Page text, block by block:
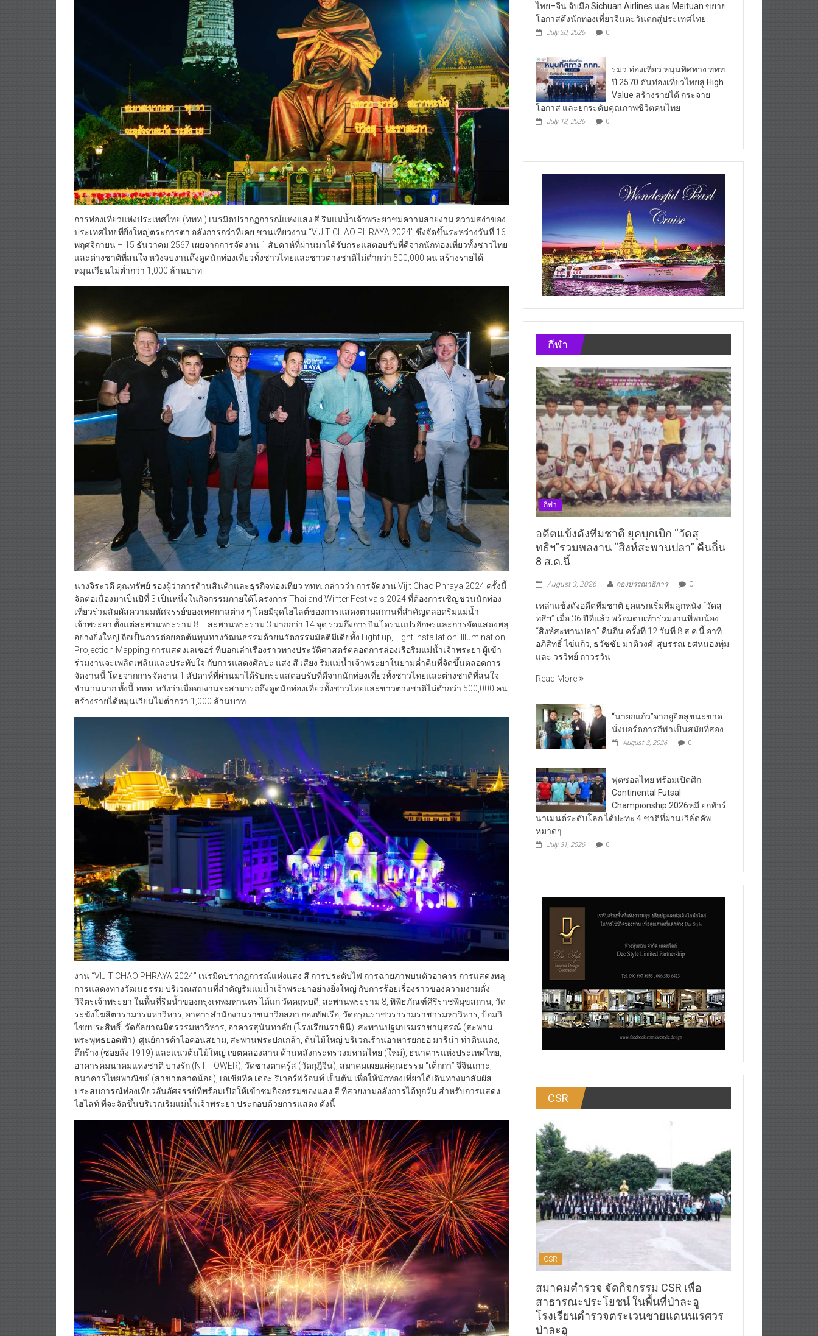
การท่องเที่ยวแห่งประเทศไทย (ททท.) เนรมิตปรากฏการณ์แห่งแสง สี ริมแม่น้ำเจ้าพระยาชมความสวยงาม ความสง่าของ
ประเทศไทยที่ยิ่งใหญ่ตระการตา อลังการกว่าที่เคย ชวนเที่ยวงาน “VIJIT CHAO PHRAYA 2024” ซึ่งจัดขึ้นระหว่างวันที่ 16
พฤศจิกายน – 15 ธันวาคม 2567 เผยจากการจัดงาน 1 สัปดาห์ที่ผ่านมาได้รับกระแสตอบรับที่ดีจากนักท่องเที่ยวทั้งชาวไทย
และต่างชาติที่สนใจ หวังจบงานดึงดูดนักท่องเที่ยวทั้งชาวไทยและชาวต่างชาติไม่ต่ำกว่า 500,000 คน สร้างรายได้
หมุนเวียนไม่ต่ำกว่า 1,000 ล้านบาท
นางจิระวดี คุณทรัพย์ รองผู้ว่าการด้านสินค้าและธุรกิจท่องเที่ยว ททท. กล่าวว่า การจัดงาน Vijit Chao Phraya 2024 ครั้งนี้
จัดต่อเนื่องมาเป็นปีที่ 3 เป็นหนึ่งในกิจกรรมภายใต้โครงการ Thailand Winter Festivals 2024 ที่ต้องการเชิญชวนนักท่อง
เที่ยวร่วมสัมผัสความมหัศจรรย์ของเทศกาลต่าง ๆ โดยมีจุดไฮไลต์ของการแสดงตามสถานที่สำคัญตลอดริมแม่น้ำ
เจ้าพระยา ตั้งแต่สะพานพระราม 8 – สะพานพระราม 3 มากกว่า 14 จุด รวมถึงการบินโดรนแปรอักษรและการจัดแสดงพลุ
อย่างยิ่งใหญ่ ถือเป็นการต่อยอดต้นทุนทางวัฒนธรรมด้วยนวัตกรรมมัลติมีเดียทั้ง Light up, Light Installation, Illumination,
Projection Mapping การแสดงเลเซอร์ ที่บอกเล่าเรื่องราวทางประวัติศาสตร์ตลอดการล่องเรือริมแม่น้ำเจ้าพระยา ผู้เข้า
ร่วมงานจะเพลิดเพลินและประทับใจ กับการแสดงศิลปะ แสง สี เสียง ริมแม่น้ำเจ้าพระยาในยามค่ำคืนที่จัดขึ้นตลอดการ
จัดงานนี้ โดยจากการจัดงาน 1 สัปดาห์ที่ผ่านมาได้รับกระแสตอบรับที่ดีจากนักท่องเที่ยวทั้งชาวไทยและต่างชาติที่สนใจ
จำนวนมาก ทั้งนี้ ททท. หวังว่าเมื่อจบงานจะสามารถดึงดูดนักท่องเที่ยวทั้งชาวไทยและชาวต่างชาติไม่ต่ำกว่า 500,000 คน
สร้างรายได้หมุนเวียนไม่ต่ำกว่า 1,000 ล้านบาท
งาน “VIJIT CHAO PHRAYA 2024” เนรมิตปรากฏการณ์แห่งแสง สี การประดับไฟ การฉายภาพบนตัวอาคาร การแสดงพลุ
การแสดงทางวัฒนธรรม บริเวณสถานที่สำคัญริมแม่น้ำเจ้าพระยาอย่างยิ่งใหญ่ กับการร้อยเรื่องราวของความงามดั่ง
วิจิตรเจ้าพระยา ในพื้นที่ริมน้ำของกรุงเทพมหานคร ได้แก่ วัดคฤหบดี, สะพานพระราม 8, พิพิธภัณฑ์ศิริราชพิมุขสถาน, วัด
ระฆังโฆสิตารามวรมหาวิหาร, อาคารสำนักงานราชนาวิกสภา กองทัพเรือ, วัดอรุณราชวรารามราชวรมหาวิหาร, ป้อมวิ
ไชยประสิทธิ์, วัดกัลยาณมิตรวรมหาวิหาร, อาคารสุนันทาลัย (โรงเรียนราชินี), สะพานปฐมบรมราชานุสรณ์ (สะพาน
พระพุทธยอดฟ้า), ศูนย์การค้าไอคอนสยาม, สะพานพระปกเกล้า, ต้นไม้ใหญ่ บริเวณร้านอาหารยกยอ มารีน่า ท่าดินแดง,
ตึกร้าง (ซอยล้ง 1919) และแนวต้นไม้ใหญ่ เขตคลองสาน ด้านหลังกระทรวงมหาดไทย (ใหม่), ธนาคารแห่งประเทศไทย,
อาคารคมนาคมแห่งชาติ บางรัก (NT TOWER), วัดซางตาครู้ส (วัดกุฎีจีน), สมาคมเผยแผ่คุณธรรม “เต็กก่า” จีจินเกาะ,
ธนาคารไทยพาณิชย์ (สาขาตลาดน้อย), เอเชียทีค เดอะ ริเวอร์ฟร้อนท์ เป็นต้น เพื่อให้นักท่องเที่ยวได้เดินทางมาสัมผัส
ประสบการณ์ท่องเที่ยวอันอัศจรรย์ที่พร้อมเปิดให้เข้าชมกิจกรรมของแสง สี ที่สวยงามอลังการได้ทุกวัน สำหรับการแสดง
ไฮไลท์ ที่จะจัดขึ้นบริเวณริมแม่น้ำเจ้าพระยา ประกอบด้วยการแสดง ดังนี้
ไทย–จีน จับมือ Sichuan Airlines และ Meituan ขยาย
โอกาสดึงนักท่องเที่ยวจีนตะวันตกสู่ประเทศไทย
July 20, 2026 0
รมว.ท่องเที่ยว หนุนทิศทาง ททท.
ปี 2570 ดันท่องเที่ยวไทยสู่ High
Value สร้างรายได้ กระจาย
โอกาส และยกระดับคุณภาพชีวิตคนไทย
July 13, 2026 0
กีฬา
กีฬา
อดีตแข้งดังทีมชาติ ยุคบุกเบิก “วัดสุ
ทธิฯ”รวมพลงาน “สิงห์สะพานปลา” คืนถิ่น
8 ส.ค.นี้
August 3, 2026 กองบรรณาธิการ 0
เหล่าแข้งดังอดีตทีมชาติ ยุคแรกเริ่มทีมลูกหนัง “วัดสุ
ทธิฯ” เมื่อ 36 ปีที่แล้ว พร้อมตบเท้าร่วมงานพี่พบน้อง
“สิงห์สะพานปลา” คืนถิ่น ครั้งที่ 12 วันที่ 8 ส.ค.นี้ อาทิ
อภิสิทธิ์ ไข่แก้ว, ธวัชชัย มาติวงศ์, สุบรรณ ยศหนองทุ่ม
และ วรวิทย์ ถาวรวัน
Read More
“นายกแก้ว”จากยูยิตสูชนะขาด
นั่งบอร์ดการกีฬาเป็นสมัยที่สอง
August 3, 2026 0
ฟุตซอลไทย พร้อมเปิดศึก
Continental Futsal
Championship 2026หมี ยกทัวร์
นาเมนต์ระดับโลก ได้ปะทะ 4 ชาติที่ผ่านเวิล์ดคัพ
หมาดๆ
July 31, 2026 0
CSR
CSR
สมาคมตำรวจ จัดกิจกรรม CSR เพื่อ
สาธารณะประโยชน์ ในพื้นที่ป่าละอู
โรงเรียนตำรวจตระเวนชายแดนนเรศวร
ป่าละอู